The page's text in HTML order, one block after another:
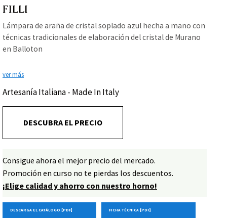
FILLI
Lámpara de araña de cristal soplado azul hecha a mano con
técnicas tradicionales de elaboración del cristal de Murano
en Balloton
ver más
Artesanía Italiana - Made In Italy
DESCUBRA EL PRECIO
Consigue ahora el mejor precio del mercado.
Promoción en curso no te pierdas los descuentos.
¡Elige calidad y ahorro con nuestro horno!
DESCARGA EL CATÁLOGO [PDF] FICHA TÉCNICA [PDF]